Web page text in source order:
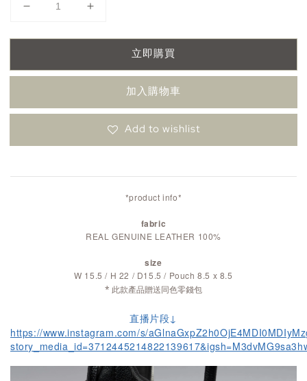
立即購買
加入購物車
Add to wishlist
*product info*
fabric
REAL GENUINE LEATHER 100%
size
W 15.5 / H 22 / D15.5 / Pouch 8.5 x 8.5
* 此款產品贈送同色零錢包
直播片段↓
https://www.instagram.com/s/